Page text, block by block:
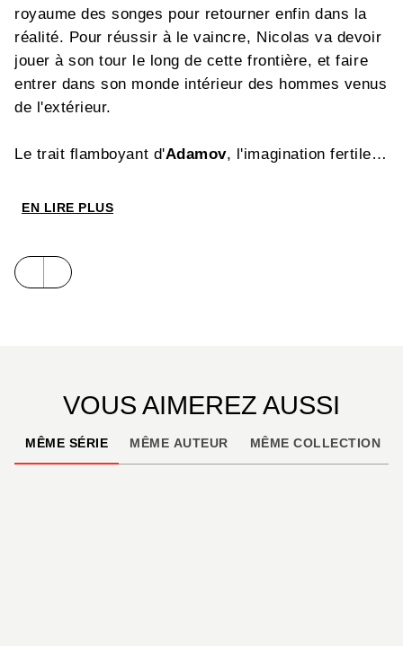
royaume des songes pour retourner enfin dans la
réalité. Pour réussir à le vaincre, Nicolas va devoir
jouer à son tour le long de cette frontière, et faire
entrer dans son monde intérieur des hommes venus
de l'extérieur.
Le trait flamboyant d'Adamov, l'imagination fertile
trouve, avec son second cycle, une nouvelle
EN LIRE PLUS
VOUS AIMEREZ AUSSI
MÊME SÉRIE MÊME AUTEUR MÊME COLLECTION